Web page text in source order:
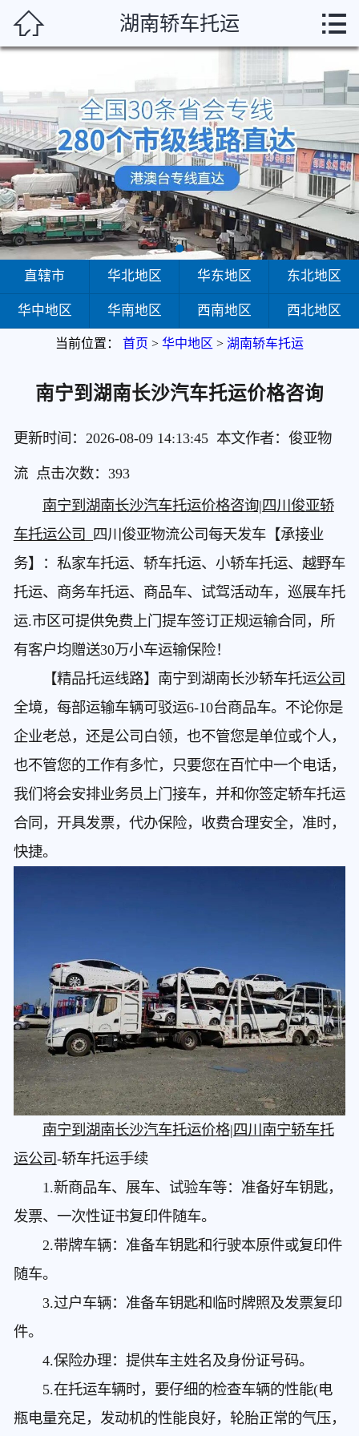
华北地区
华东地区
东北地区
华中地区
华南地区
西南地区
 湖南轿车托运 
直辖市 华北地区 华东地区 东北地区
华中地区 华南地区 西南地区 西北地区
当前位置： 首页 > 华中地区 > 湖南轿车托运
南宁到湖南长沙汽车托运价格咨询
更新时间：2026-08-09 14:13:45 本文作者：俊亚物
流 点击次数： 393
南宁到湖南长沙汽车托运价格咨询|四川俊亚轿
车托运公司
_四川俊亚物流公司每天发车【承接业
务】：私家车托运、轿车托运、小轿车托运、越野车
托运、商务车托运、商品车、试驾活动车，巡展车托
运.市区可提供免费上门提车签订正规运输合同，所
有客户均赠送30万小车运输保险！
【精品托运线路】南宁到湖南长沙轿车托运公司
全境，每部运输车辆可驳运6-10台商品车。不论你是
企业老总，还是公司白领，也不管您是单位或个人，
也不管您的工作有多忙，只要您在百忙中一个电话，
我们将会安排业务员上门接车，并和你签定轿车托运
合同，开具发票，代办保险，收费合理安全，准时，
快捷。
南宁到湖南长沙汽车托运价格|四川南宁轿车托
运公司-轿车托运手续
1.新商品车、展车、试验车等：准备好车钥匙，
发票、一次性证书复印件随车。
2.带牌车辆：准备车钥匙和行驶本原件或复印件
随车。
3.过户车辆：准备车钥匙和临时牌照及发票复印
件。
4.保险办理：提供车主姓名及身份证号码。
5.在托运车辆时，要仔细的检查车辆的性能(电
瓶电量充足，发动机的性能良好，轮胎正常的气压，